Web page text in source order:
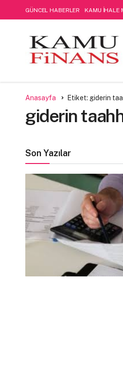
GÜNCEL HABERLER KAMU İHALE
Öne Çıkan
FİNANSAL MUHASEBE-DENETİM
Anasayfa Etiket: giderin
giderin
Son Yazılar